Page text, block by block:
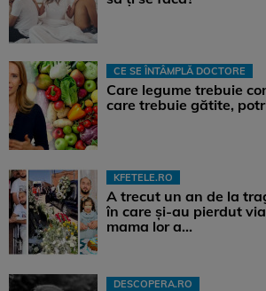
CE SE ÎNTÂMPLĂ DOCTORE
Care legume trebuie
care trebuie gătite,
KFETELE.RO
A trecut un an de la
în care și-au pierdut
mama lor a…
DESCOPERA.RO